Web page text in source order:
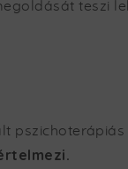
teszi